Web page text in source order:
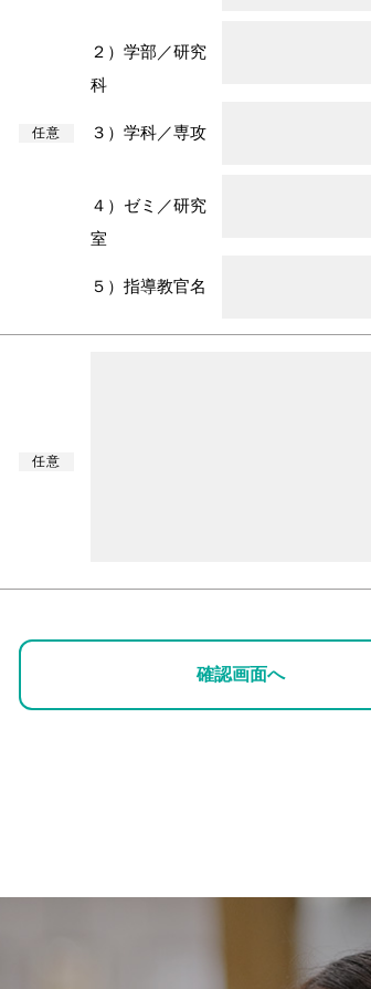
任意
２）学部／研究
科
３）学科／専攻
４）ゼミ／研究
室
５）指導教官名
任意